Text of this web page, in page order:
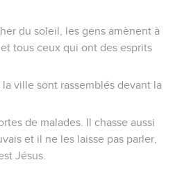
du soleil, les gens amènent à
tous ceux qui ont des esprits
ville sont rassemblés devant la
de malades. Il chasse aussi
et il ne les laisse pas parler,
Jésus.